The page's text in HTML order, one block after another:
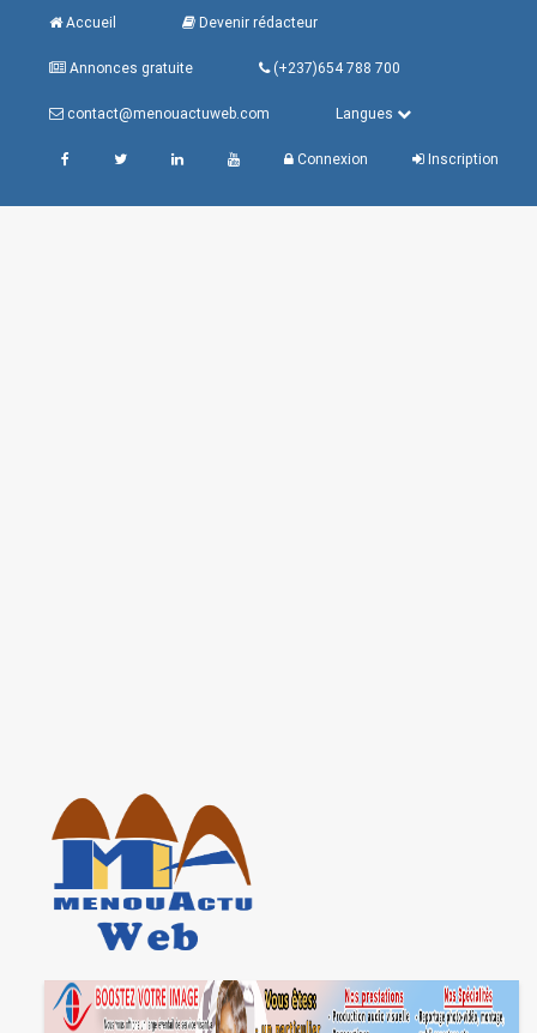
Accueil Devenir rédacteur
Annonces gratuite (+237)654 788 700
contact@menouactuweb.com Langues
Connexion Inscription